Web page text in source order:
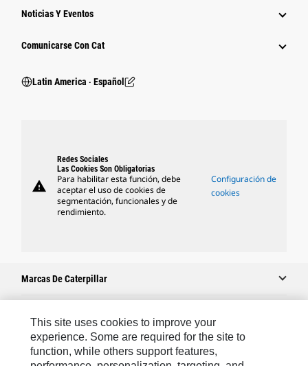
Noticias Y Eventos
Comunicarse Con Cat
Latin America ‧ Español
warning
Redes Sociales
Las Cookies Son Obligatorias
Para habilitar esta función, debe
aceptar el uso de cookies de
segmentación, funcionales y de
rendimiento.
Configuración de
cookies
Marcas De Caterpillar
Caterpillar.com
Comuníquese Con Caterpillar
This site uses cookies to improve your
experience. Some are required for the site to
function, while others support features,